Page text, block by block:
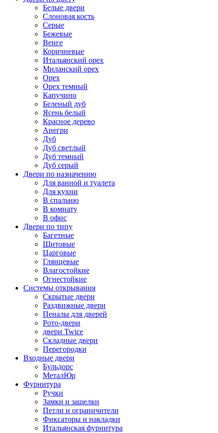
Белые двери
Слоновая кость
Серые
Бежевые
Венге
Коричневые
Итальянский орех
Миланский орех
Орех
Орех темный
Капучино
Беленый дуб
Ясень белый
Красное дерево
Анегри
Дуб
Дуб светлый
Дуб темный
Дуб серый
Двери по назначению
Для ванной и туалета
Для кухни
В спальню
В комнату
В офис
Двери по типу
Багетные
Щитовые
Царговые
Глянцевые
Влагостойкие
Огнестойкие
Системы открывания
Скрытые двери
Раздвижные двери
Пеналы для дверей
Рото-двери
двери Twice
Складные двери
Перегородки
Входные двери
Бульдорс
МеталЮр
Фурнитура
Ручки
Замки и защелки
Петли и ограничители
Фиксаторы и накладки
Итальянская фурнитура